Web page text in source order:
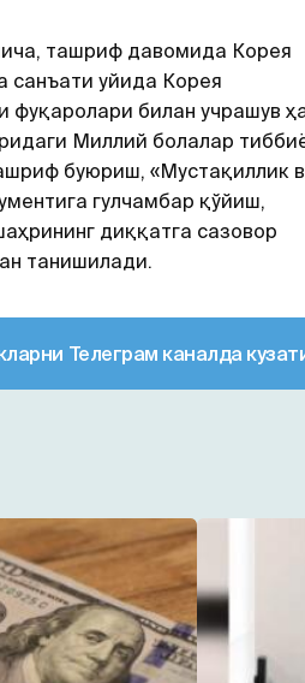
ташриф давомида Корея
санъати уйида Корея
фуқаролари билан учрашув
Миллий болалар
буюриш, «Мустақиллик
гулчамбар қўйиш,
диққатга сазовор
танишилади.
Телеграм каналда